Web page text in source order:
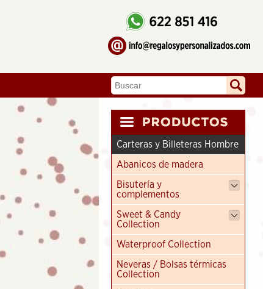
Carteras y Billeteras Hombre
Abanicos de madera
Bisutería y
complementos
Sweet & Candy
Collection
Waterproof Collection
Neveras / Bolsas térmicas
Collection